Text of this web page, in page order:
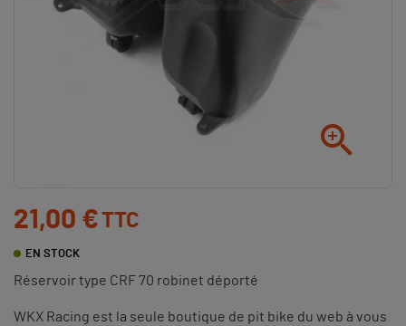

21,00 €TTC
EN STOCK
Réservoir type CRF 70 robinet déporté
WKX Racing est la seule boutique de pit bike du web à vous